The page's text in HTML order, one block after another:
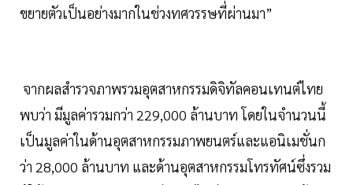
ขยายตัวเป็นอย่างมากในช่วงทศวรรษที่ผ่านมา”
จากผลสำรวจภาพรวมอุตสาหกรรมดิจิทัลคอนเทนต์ไทย
พบว่า มีมูลค่ารวมกว่า 229,000 ล้านบาท โดยในจำนวนนี้
เป็นมูลค่าในด้านอุตสาหกรรมภาพยนตร์และแอนิเมชั่นก
ว่า 28,000 ล้านบาท และด้านอุตสาหกรรมโทรทัศน์ซึ่งรวม